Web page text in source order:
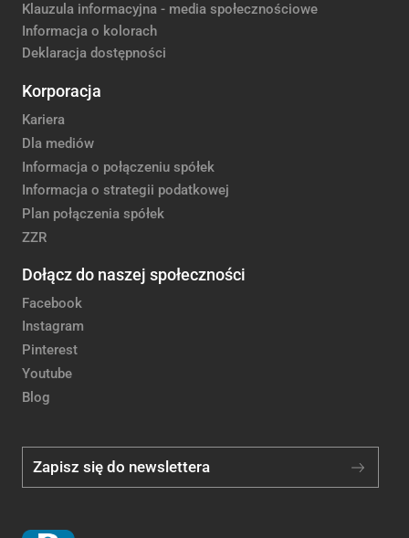
Klauzula informacyjna - media społecznościowe
Informacja o kolorach
Deklaracja dostępności
Korporacja
Kariera
Dla mediów
Informacja o połączeniu spółek
Informacja o strategii podatkowej
Plan połączenia spółek
ZZR
Dołącz do naszej społeczności
Facebook
Instagram
Pinterest
Youtube
Blog
Zapisz się do newslettera